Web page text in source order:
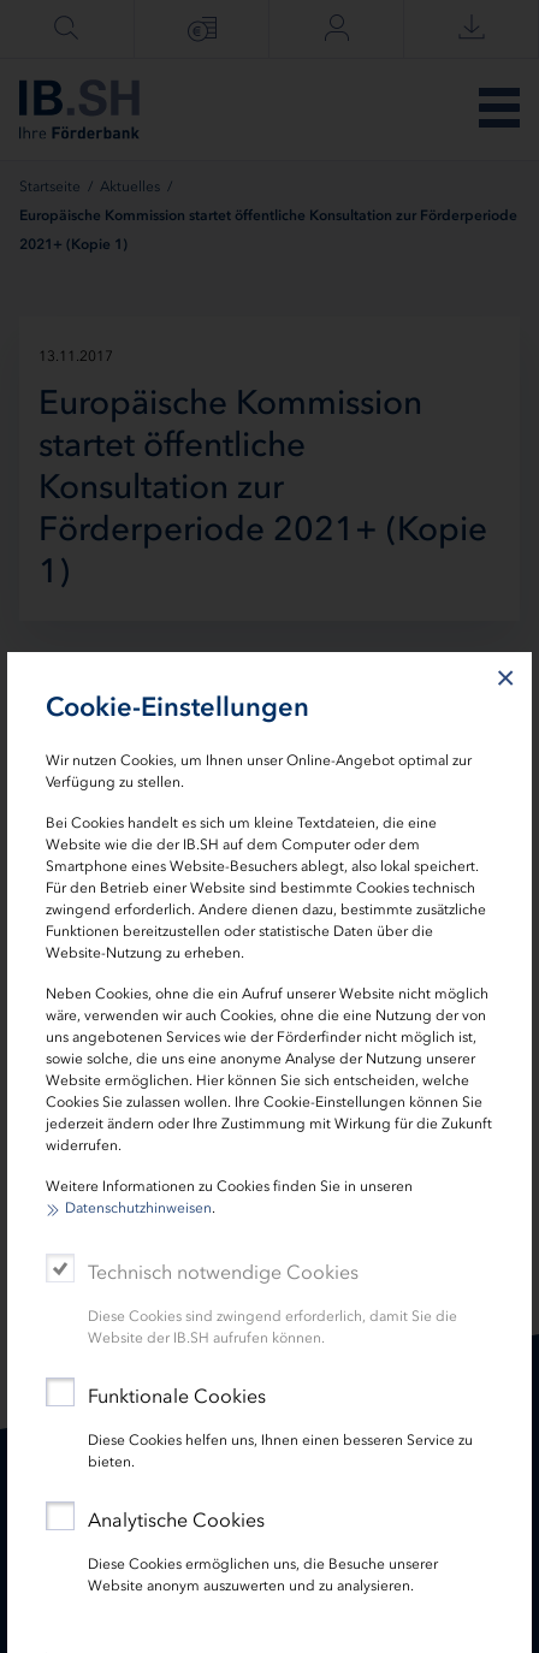
Cookie-Einstellungen
Wir nutzen Cookies, um Ihnen unser Online-Angebot optimal zur
Verfügung zu stellen.
Bei Cookies handelt es sich um kleine Textdateien, die eine
Website wie die der IB.SH auf dem Computer oder dem
Smartphone eines Website-Besuchers ablegt, also lokal speichert.
Für den Betrieb einer Website sind bestimmte Cookies technisch
zwingend erforderlich. Andere dienen dazu, bestimmte zusätzliche
Funktionen bereitzustellen oder statistische Daten über die
Website-Nutzung zu erheben.
Neben Cookies, ohne die ein Aufruf unserer Website nicht möglich
wäre, verwenden wir auch Cookies, ohne die eine Nutzung der von
uns angebotenen Services wie der Förderfinder nicht möglich ist,
sowie solche, die uns eine anonyme Analyse der Nutzung unserer
Website ermöglichen. Hier können Sie sich entscheiden, welche
Cookies Sie zulassen wollen. Ihre Cookie-Einstellungen können Sie
jederzeit ändern oder Ihre Zustimmung mit Wirkung für die Zukunft
widerrufen.
Weitere Informationen zu Cookies finden Sie in unseren
Datenschutzhinweisen.
Technisch notwendige Cookies
Diese Cookies sind zwingend erforderlich, damit Sie die
Website der IB.SH aufrufen können.
Funktionale Cookies
Diese Cookies helfen uns, Ihnen einen besseren Service zu
bieten.
Analytische Cookies
Diese Cookies ermöglichen uns, die Besuche unserer
Website anonym auszuwerten und zu analysieren.
×
Menü überspringen
Startseite / Aktuelles /
Europäische Kommission startet öffentliche Konsultation zur Förderperiode
2021+ (Kopie 1)
13.11.2017
Europäische Kommission
startet öffentliche
Konsultation zur
Förderperiode 2021+ (Kopie
1)
In diesem Jahr werden die ersten konkreten Vorschläge
der Europäischen Kommission zur Ausgestaltung der
neuen ESF-Förderperiode 2021+ vorgelegt. Im Vorfeld
können Sie, im Rahmen eines öffentlichen
Konsultationsprozesses, Ihre Standpunkte und Ideen
einbringen. Den dazugehörigen Fragebogen hat die
Europäische Kommission unter
ec.europa.eu/info/consultations/public-consultation-eu-
funds-area-cohesion_deveröffentlicht.
Nutzen Sie daher die Möglichkeit, um an der Gestaltung
der neuen Förderperiode zu partizipieren.
SEITE TEILEN:
Service